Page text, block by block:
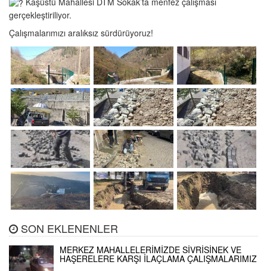
gerçekleştiriliyor.
Çalışmalarımızı aralıksız sürdürüyoruz!
SON EKLENENLER
MERKEZ MAHALLELERİMİZDE SİVRİSİNEK VE
HAŞERELERE KARŞI İLAÇLAMA ÇALIŞMALARIMIZ